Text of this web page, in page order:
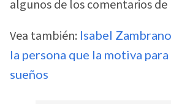
algunos de los comentarios de
Vea también: Isabel
la persona que la motiva
sueños